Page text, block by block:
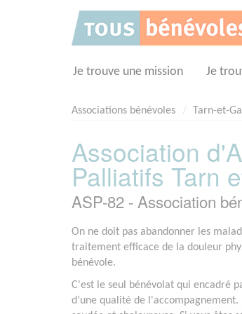
Je trouve une mission Je
Associations bénévoles Tarn-et-
Association
Palliatifs Tarn
ASP-82 - Association
On ne doit pas abandonner les
traitement efficace de la douleur
bénévole.
C'est le seul bénévolat qui encadré
d’une qualité de